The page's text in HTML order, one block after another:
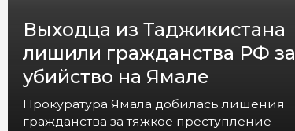
Выходца из Таджикистана
лишили гражданства РФ за
убийство на Ямале
Прокуратура Ямала добилась лишения
гражданства за тяжкое преступление